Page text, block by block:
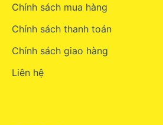
Chính sách mua hàng
Chính sách thanh toán
Chính sách giao hàng
Liên hệ